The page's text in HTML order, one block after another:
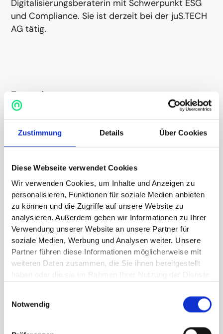
Zustimmung Details Über Cookies
Diese Webseite verwendet Cookies
Wir verwenden Cookies, um Inhalte und Anzeigen zu
personalisieren, Funktionen für soziale Medien anbieten
zu können und die Zugriffe auf unsere Website zu
analysieren. Außerdem geben wir Informationen zu Ihrer
Verwendung unserer Website an unsere Partner für
soziale Medien, Werbung und Analysen weiter. Unsere
Partner führen diese Informationen möglicherweise mit
weiteren Daten zusammen, die Sie ihnen bereitgestellt
Notwendig
Digitalisierungsberaterin mit Schwerpunkt ESG
und Compliance. Sie ist derzeit bei der juS.TECH
AG tätig.
Expertise
#ESG-Berichterstattung & Strategie #Datenanalyse &
Zero
Sophie ist eine leidenschaftliche Fürsprecherin
für Nachhaltigkeit, insbesondere für Net-Zero
und ökologische Nachhaltigkeit. Ihre Arbeit ist
geprägt von dem Wunsch, Menschen zu helfen
und den Planeten für zukünftige Generationen zu
schützen.
London und der
in Deutschland hat